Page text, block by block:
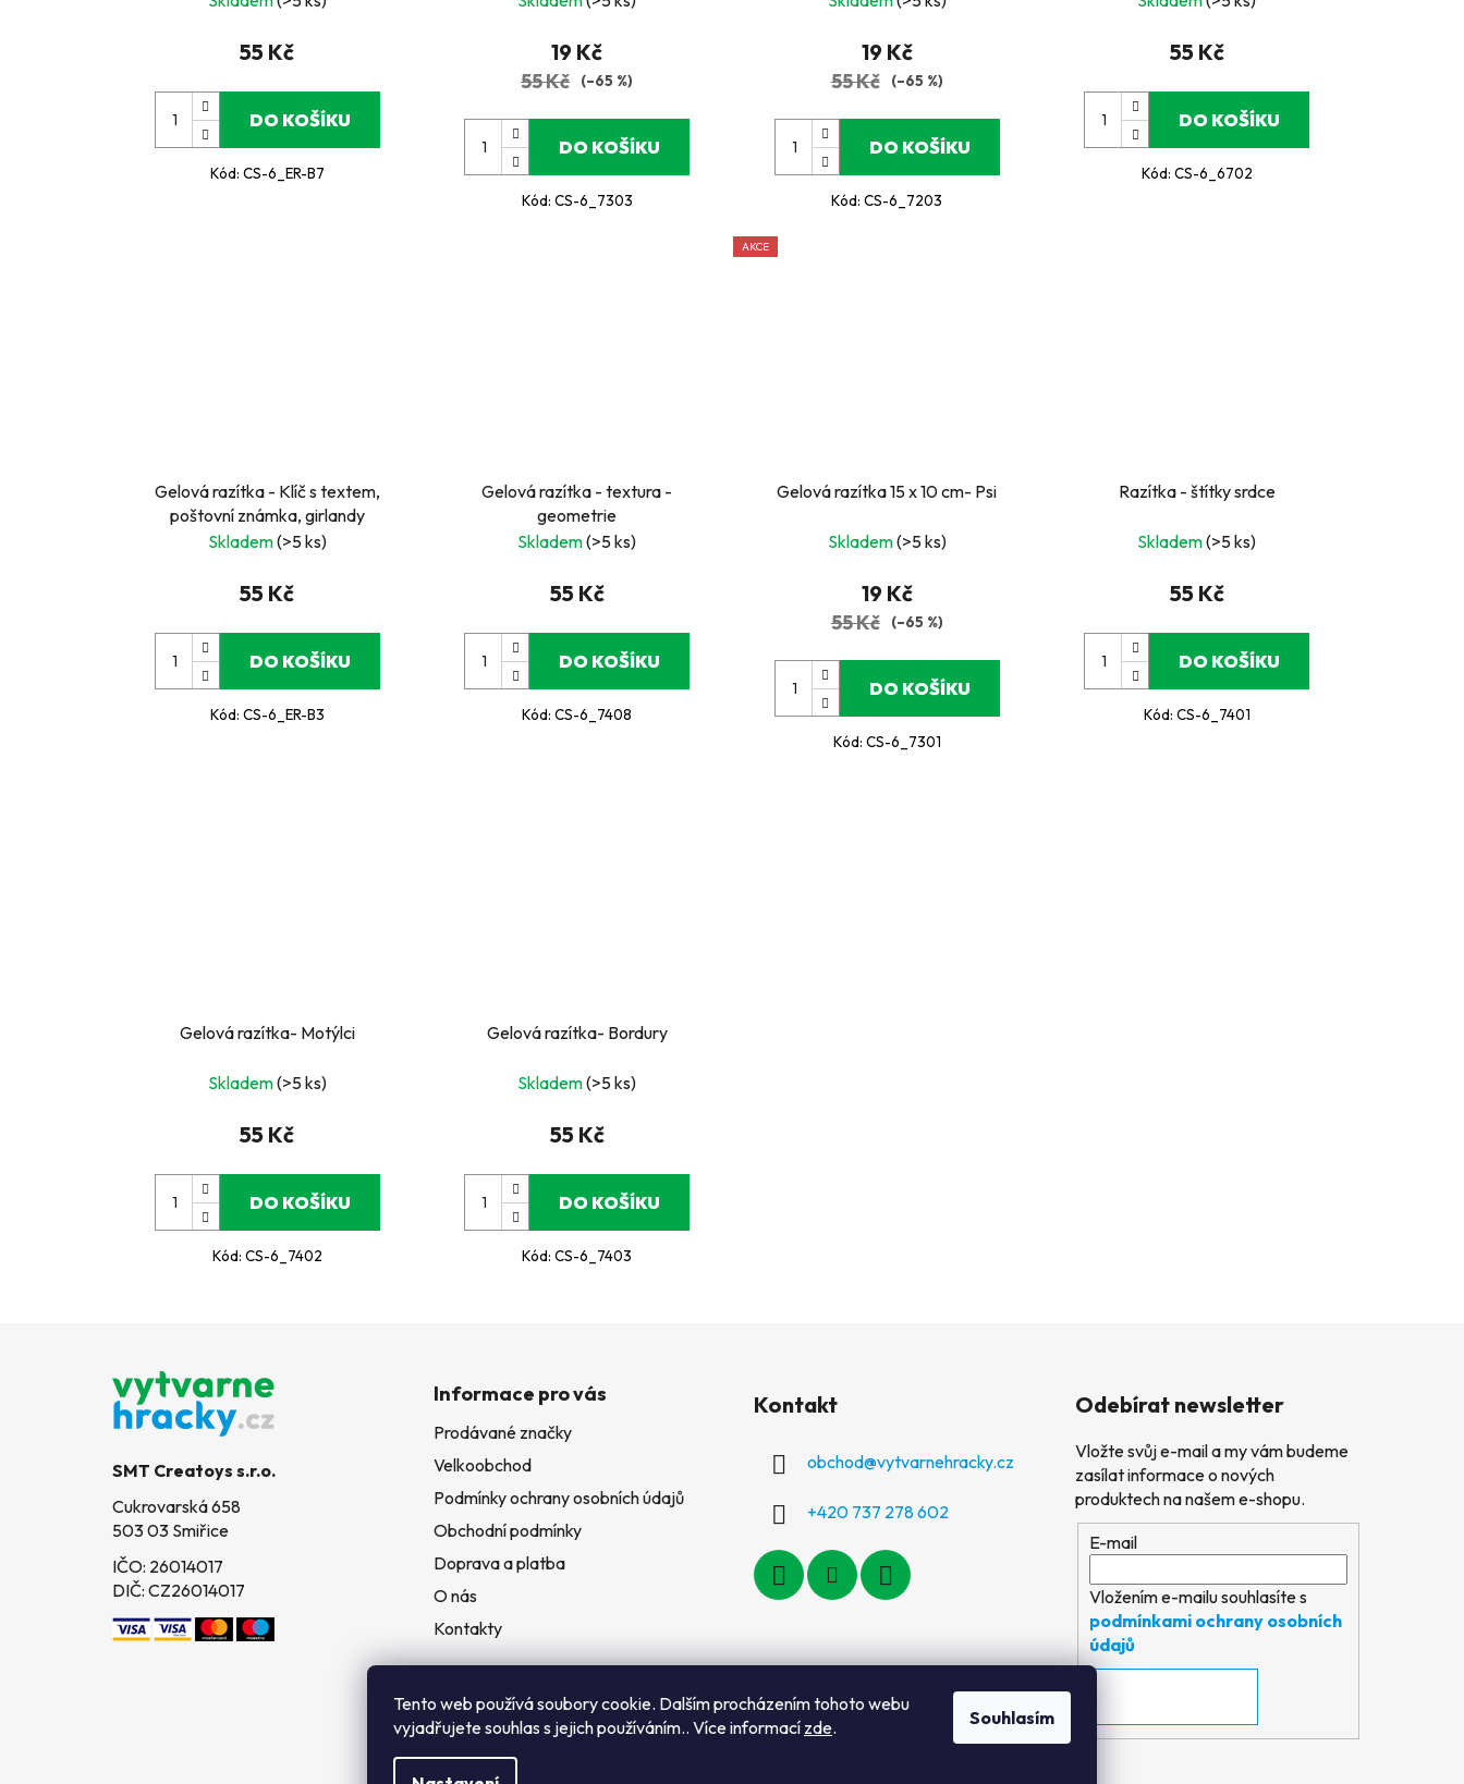
Tento web používá soubory cookie. Dalším procházením tohoto webu
vyjadřujete souhlas s jejich používáním.. Více informací zde. Souhlasím
55 Kč
DO KOŠÍKU
Kód: CS-6_ER-B7
19 Kč
55 Kč (–65 %)
DO KOŠÍKU
Kód: CS-6_7303
19 Kč
55 Kč (–65 %)
DO KOŠÍKU
Kód:CS-6_7203
55 Kč
DO KOŠÍKU
Kód: CS-6_6702
Gelová razítka - Klíč s textem,
poštovní známka, girlandy
Skladem(>5 ks)
55 Kč
DO KOŠÍKU
Kód: CS-6_ER-B3
Gelová razítka - textura -
geometrie
Skladem(>5 ks)
55 Kč
DO KOŠÍKU
Kód:CS-6_7408
AKCE
Gelová razítka 15 x 10 cm- Psi
Skladem(>5 ks)
19 Kč
55 Kč (–65 %)
DO KOŠÍKU
Kód: CS-6_7301
Razítka - štítky srdce
Skladem(>5 ks)
55 Kč
DO KOŠÍKU
Kód: CS-6_7401
Gelová razítka- Motýlci
Skladem(>5 ks)
55 Kč
DO KOŠÍKU
Kód: CS-6_7402
Gelová razítka- Bordury
Skladem(>5 ks)
55 Kč
DO KOŠÍKU
Kód:CS-6_7403
SMT Creatoys s.r.o.
Cukrovarská 658
503 03 Smiřice
IČO: 26014017
DIČ: CZ26014017
Informace pro vás
Prodávané značky
Velkoobchod
Podmínky ochrany osobních údajů
Obchodní podmínky
Doprava a platba
O nás
Kontakty
Kontakt
obchod@vytvarnehracky.cz
+420 737 278 602
Odebírat newsletter
Vložte svůj e-mail a my vám budeme
zasílat informace o nových
produktech na našem e-shopu.
E-mail
Vložením e-mailu souhlasíte s
podmínkami ochrany osobních
údajů